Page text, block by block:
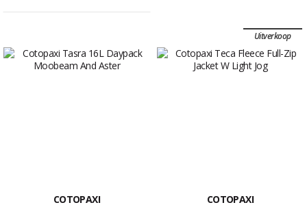
COTOPAXI
Uitverkoop
COTOPAXI